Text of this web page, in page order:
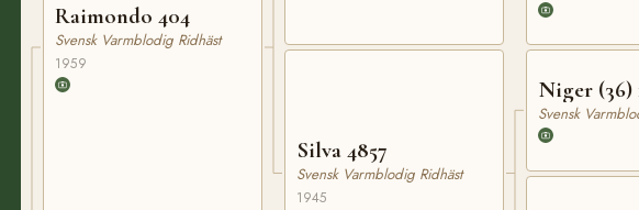
Raimondo 404
Svensk Varmblodig Ridhäst
1959
Silva 4857
Svensk Varmblodig Ridhäst
1945
Niger (36)
Svensk